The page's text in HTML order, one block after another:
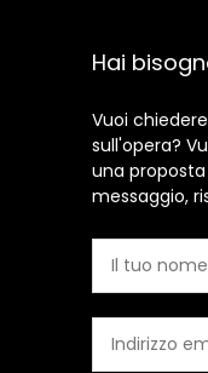
Hai
Vuoi
sull'opera?
una
messaggio,